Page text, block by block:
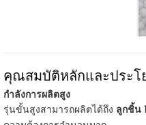
คุณสมบัติหลักและประ
กำลังการผลิตสูง
รุ่นขั้นสูงสามารถผลิตได้ถึง ลูกชิ้น